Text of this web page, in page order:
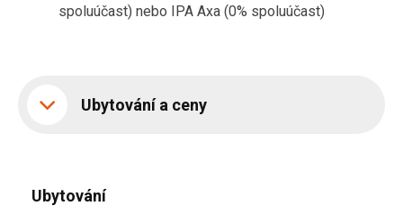
spoluúčast) nebo IPA Axa (0% spoluúčast)
Ubytování a ceny
Ubytování